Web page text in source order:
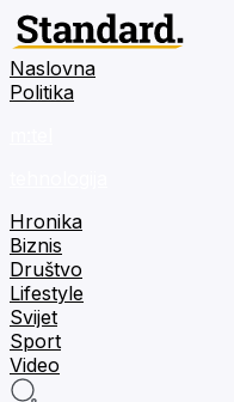
Naslovna
Politika
Hronika
Biznis
Društvo
Lifestyle
Svijet
Sport
Video